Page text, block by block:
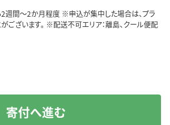
週間～2か月程度 ※申込が集中した場合は、プラ
ございます。 ※配送不可エリア：離島、クール便配
寄付へ進む